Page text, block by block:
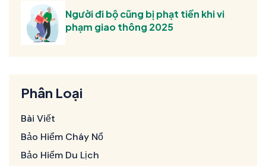
Người đi bộ cũng bị phạt tiền khi vi
phạm giao thông 2025
Phân Loại
Bài Viết
Bảo Hiểm Cháy Nổ
Bảo Hiểm Du Lịch